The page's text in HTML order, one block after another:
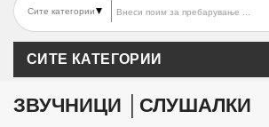
СИТЕ КАТЕГОРИИ
ЗВУЧНИЦИ │СЛУШАЛКИ